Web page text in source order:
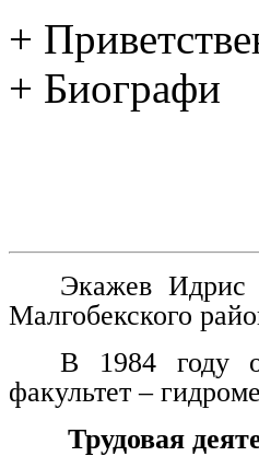
+
+ Биографи
Экажев Идрис
Малгобекского
В 1984 году
факультет –
Трудовая